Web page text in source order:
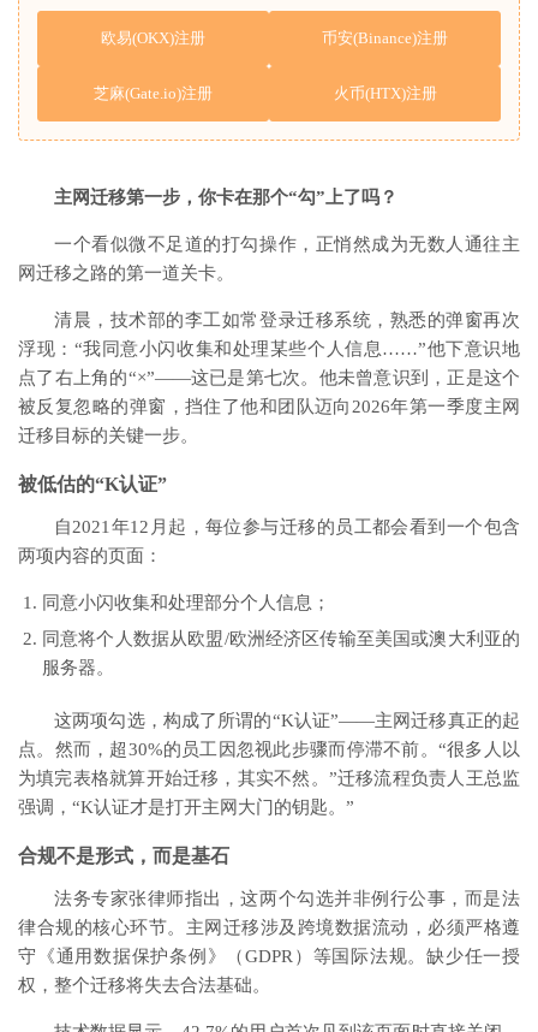
欧易(OKX)注册 币安(Binance)注册
芝麻(Gate.io)注册 火币(HTX)注册
主网迁移第一步，你卡在那个“勾”上了吗？
一个看似微不足道的打勾操作，正悄然成为无数人通往主
网迁移之路的第一道关卡。
清晨，技术部的李工如常登录迁移系统，熟悉的弹窗再次
浮现：“我同意小闪收集和处理某些个人信息……”他下意识地
点了右上角的“×”——这已是第七次。他未曾意识到，正是这个
被反复忽略的弹窗，挡住了他和团队迈向2026年第一季度主网
迁移目标的关键一步。
被低估的“K认证”
自2021年12月起，每位参与迁移的员工都会看到一个包含
两项内容的页面：
同意小闪收集和处理部分个人信息；
同意将个人数据从欧盟/欧洲经济区传输至美国或澳大利亚的
服务器。
这两项勾选，构成了所谓的“K认证”——主网迁移真正的起
点。然而，超30%的员工因忽视此步骤而停滞不前。“很多人以
为填完表格就算开始迁移，其实不然。”迁移流程负责人王总监
强调，“K认证才是打开主网大门的钥匙。”
合规不是形式，而是基石
法务专家张律师指出，这两个勾选并非例行公事，而是法
律合规的核心环节。主网迁移涉及跨境数据流动，必须严格遵
守《通用数据保护条例》（GDPR）等国际法规。缺少任一授
权，整个迁移将失去合法基础。